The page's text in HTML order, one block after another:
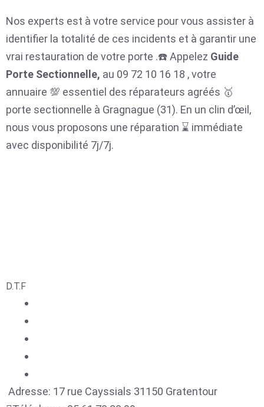
Nos experts est à votre service pour vous assister à
identifier la totalité de ces incidents et à garantir une
vrai restauration de votre porte .☎️ Appelez Guide
Porte Sectionnelle, au 09 72 10 16 18 , votre
annuaire 💯 essentiel des réparateurs agréés 🥇
porte sectionnelle à Gragnague (31). En un clin d’œil,
nous vous proposons une réparation ⌛ immédiate
avec disponibilité 7j/7j.
D.T.F
Adresse: 17 rue Cayssials 31150 Gratentour